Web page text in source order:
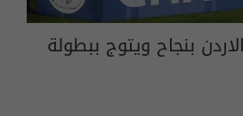
بنجاح ويتوج ببطولة